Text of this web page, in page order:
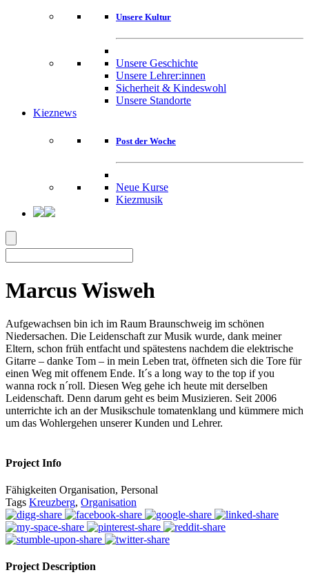
Unsere Kultur
Unsere Geschichte
Unsere Lehrer:innen
Sicherheit & Kindeswohl
Unsere Standorte
Kieznews
Post der Woche
Neue Kurse
Kiezmusik
Marcus Wisweh
Aufgewachsen bin ich im Raum Braunschweig im schönen
Niedersachen. Die Leidenschaft zur Musik wurde, dank meiner
Eltern, schon früh entfacht und spätestens nachdem die elektrische
Gitarre – danke Tom – in mein Leben trat, öffneten sich die Tore für
einen Weg mit offenem Ende. It´s a long way to the top if you
wanna rock n´roll. Diesen Weg gehe ich heute mit derselben
Leidenschaft. Denn darum geht es beim Musizieren. Seit 2006
unterrichte ich an der Musikschule tomatenklang und kümmere mich
um das Wohlergehen unserer Kunden und Lehrer.
Project Info
Fähigkeiten Organisation, Personal
Tags Kreuzberg, Organisation
Project Description